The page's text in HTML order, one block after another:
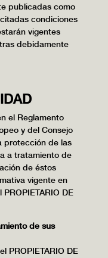
publicadas como
condiciones
vigentes
debidamente
el Reglamento
y del Consejo
protección de las
a tratamiento de
de éstos
vigente en
DE
de sus
PROPIETARIO DE